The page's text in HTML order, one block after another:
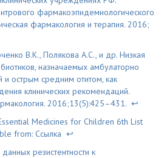
фармакоэпидемиологического
фармакология и терапия. 2016;
В.К., Полякова А.С., и др. Низкая
назначаемых амбулаторно
и острым средним отитом, как
клинических рекомендаций.
2016;13(5):425–431. ↩
Medicines for Children 6th List
from: Ссылка ↩
резистентности к